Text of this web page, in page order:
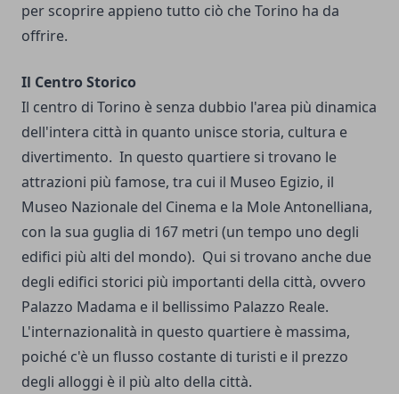
per scoprire appieno tutto ciò che Torino ha da
offrire.
Il Centro Storico
Il centro di Torino è senza dubbio l'area più dinamica
dell'intera città in quanto unisce storia, cultura e
divertimento. In questo quartiere si trovano le
attrazioni più famose, tra cui il Museo Egizio, il
Museo Nazionale del Cinema e la Mole Antonelliana,
con la sua guglia di 167 metri (un tempo uno degli
edifici più alti del mondo). Qui si trovano anche due
degli edifici storici più importanti della città, ovvero
Palazzo Madama e il bellissimo Palazzo Reale.
L'internazionalità in questo quartiere è massima,
poiché c'è un flusso costante di turisti e il prezzo
degli alloggi è il più alto della città.